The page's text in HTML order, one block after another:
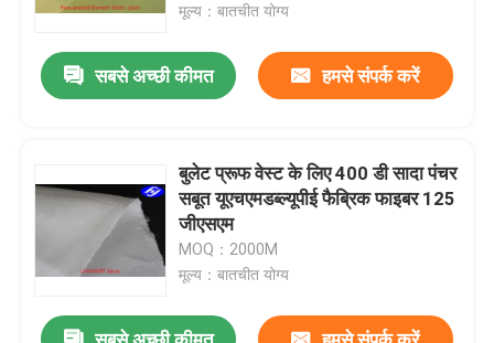
मूल्य：बातचीत योग्य
सबसे अच्छी कीमत हमसे संपर्क करें
बुलेट प्रूफ वेस्ट के लिए 400 डी सादा पंचर
सबूत यूएचएमडब्ल्यूपीई फैब्रिक फाइबर 125
जीएसएम
MOQ：2000M
मूल्य：बातचीत योग्य